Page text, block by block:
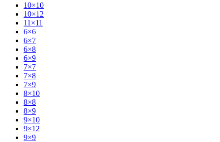
10×10
10×12
11×11
6×6
6×7
6×8
6×9
7×7
7×8
7×9
8×10
8×8
8×9
9×10
9×12
9×9